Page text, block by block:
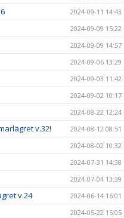
2024-09-11 14:43
2024-09-09 15:22
2024-09-09 14:57
2024-09-06 13:29
2024-09-03 11:42
2024-09-02 10:17
2024-08-22 12:24
v.32! 2024-08-12 08:51
2024-08-02 10:32
2024-07-31 14:38
2024-07-04 13:39
v.24 2024-06-14 16:01
2024-05-22 15:05